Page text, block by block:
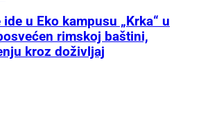
u Eko kampusu „Krka“ u
rimskoj baštini,
kroz doživljaj